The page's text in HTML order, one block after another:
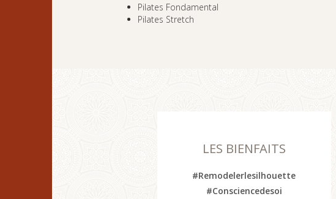
Pilates Fondamental
Pilates Stretch
LES BIENFAITS
#Remodelerlesilhouette
#Consciencedesoi